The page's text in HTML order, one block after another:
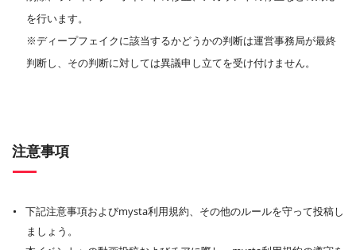
を行います。
※ディープフェイクに該当するかどうかの判断は運営事務局が最終
判断し、その判断に対しては異議申し立てを受け付けません。
注意事項
下記注意事項およびmysta利用規約、その他のルールを守って投稿し
ましょう。